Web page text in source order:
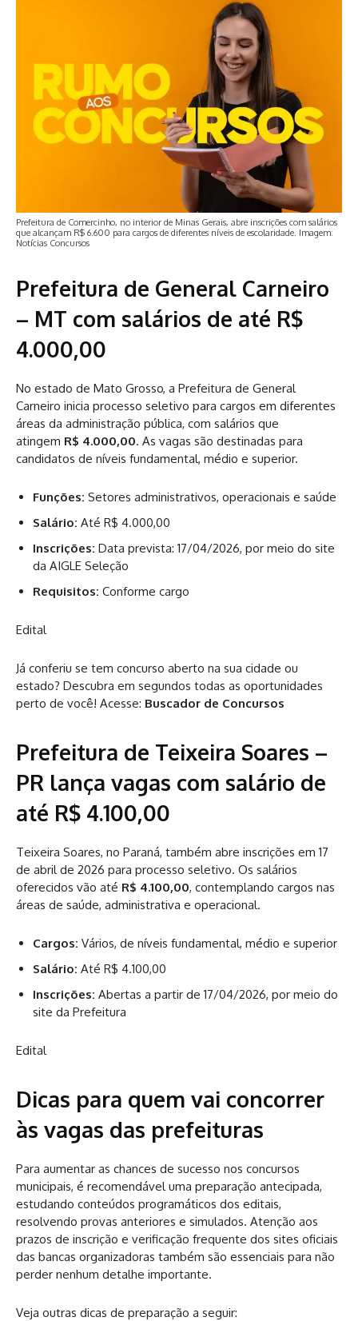
Prefeitura de Comercinho, no interior de Minas Gerais, abre inscrições com salários
que alcançam R$ 6.600 para cargos de diferentes níveis de escolaridade. Imagem:
Notícias Concursos
Prefeitura de General Carneiro
– MT com salários de até R$
4.000,00
No estado de Mato Grosso, a Prefeitura de General
Carneiro inicia processo seletivo para cargos em diferentes
áreas da administração pública, com salários que
atingem R$ 4.000,00. As vagas são destinadas para
candidatos de níveis fundamental, médio e superior.
Funções: Setores administrativos, operacionais e saúde
Salário: Até R$ 4.000,00
Inscrições: Data prevista: 17/04/2026, por meio do site
da AIGLE Seleção
Requisitos: Conforme cargo
Edital
Já conferiu se tem concurso aberto na sua cidade ou
estado? Descubra em segundos todas as oportunidades
perto de você! Acesse: Buscador de Concursos
Prefeitura de Teixeira Soares –
PR lança vagas com salário de
até R$ 4.100,00
Teixeira Soares, no Paraná, também abre inscrições em 17
de abril de 2026 para processo seletivo. Os salários
oferecidos vão até R$ 4.100,00, contemplando cargos nas
áreas de saúde, administrativa e operacional.
Cargos: Vários, de níveis fundamental, médio e superior
Salário: Até R$ 4.100,00
Inscrições: Abertas a partir de 17/04/2026, por meio do
site da Prefeitura
Edital
Dicas para quem vai concorrer
às vagas das prefeituras
Para aumentar as chances de sucesso nos concursos
municipais, é recomendável uma preparação antecipada,
estudando conteúdos programáticos dos editais,
resolvendo provas anteriores e simulados. Atenção aos
prazos de inscrição e verificação frequente dos sites oficiais
das bancas organizadoras também são essenciais para não
perder nenhum detalhe importante.
Veja outras dicas de preparação a seguir: